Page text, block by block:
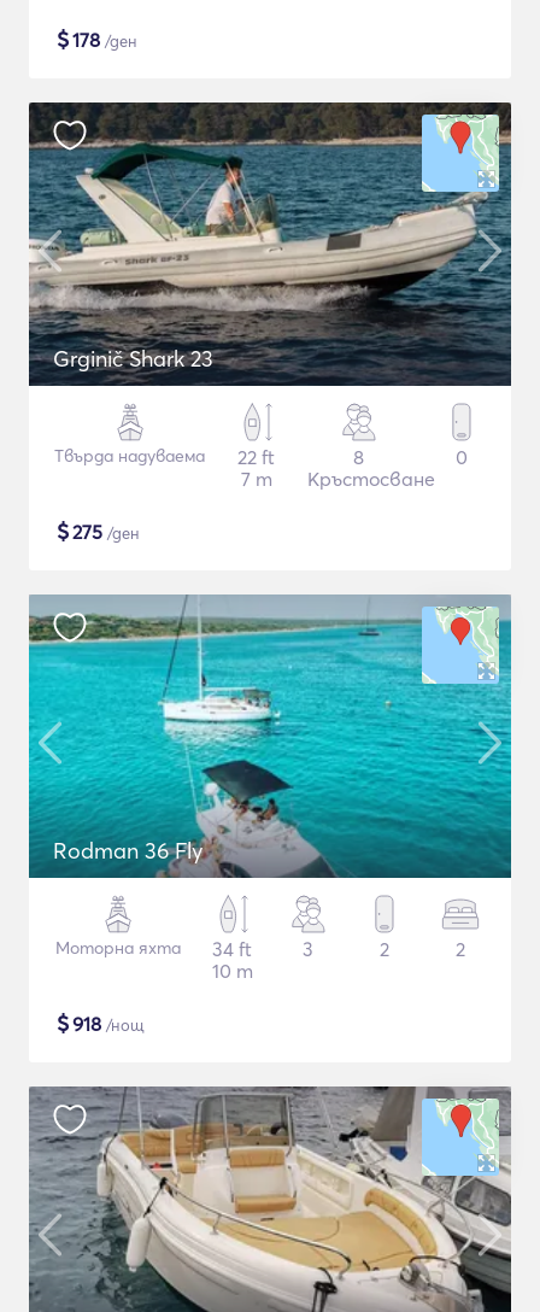
$178 /ден
Grginič Shark 23
Твърда надуваема
22 ft
7 m
8
Кръстосване
0
$275 /ден
Rodman 36 Fly
Моторна яхта
34 ft
10 m
3 2 2
$918 /нощ